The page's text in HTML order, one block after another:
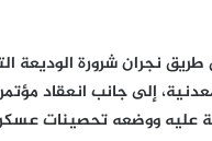
نجران شرورة الوديعة
والمعدنية، إلى جانب انعقاد
عليه ووضعه تحصينات